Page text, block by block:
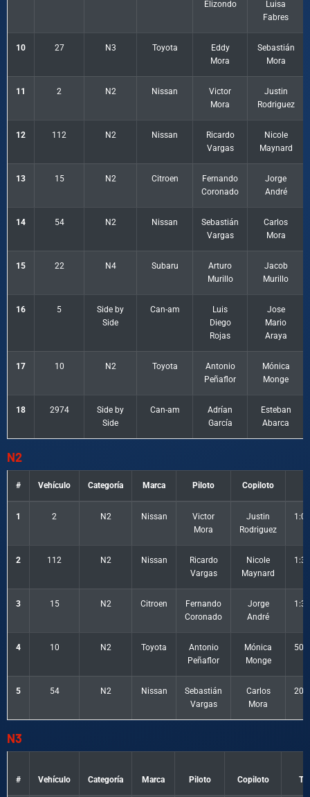
Elizondo
Luisa
Fabres
10 27 N3 Toyota
Eddy
Mora
Sebastián
Mora
11 2 N2 Nissan
Victor
Mora
Justin
Rodriguez
12 112 N2 Nissan
Ricardo
Vargas
Nicole
Maynard
13 15 N2 Citroen
Fernando
Coronado
Jorge
André
14 54 N2 Nissan
Sebastián
Vargas
Carlos
Mora
15 22 N4 Subaru
Arturo
Murillo
Jacob
Murillo
16 5
Side by
Side
Can-am
Luis
Diego
Rojas
Jose
Mario
Araya
17 10 N2 Toyota
Antonio
Peñaflor
Mónica
Monge
18 2974
Side by
Side
Can-am
Adrían
García
Esteban
Abarca
N2
# Vehículo Categoría Marca Piloto Copiloto
1 2 N2 Nissan
Victor
Mora
Justin
Rodriguez
2 112 N2 Nissan
Ricardo
Vargas
Nicole
Maynard
3 15 N2 Citroen
Fernando
Coronado
Jorge
André
4 10 N2 Toyota
Antonio
Peñaflor
Mónica
Monge
5 54 N2 Nissan
Sebastián
Vargas
Carlos
Mora
N3
# Vehículo Categoría Marca Piloto Copiloto